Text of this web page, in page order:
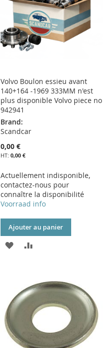
Volvo Boulon essieu avant
140+164 -1969 333MM n'est
plus disponible Volvo piece no
942941
Brand:
Scandcar
0,00 €
0,00 €
Actuellement indisponible,
contactez-nous pour
connaître la disponibilité
Voorraad info
Ajouter au panier
AJOUTER
LISTE
D’ENVIE
COMPARATEUR